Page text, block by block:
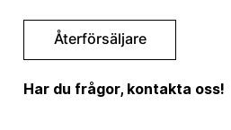
Återförsäljare
Har du frågor, kontakta oss!